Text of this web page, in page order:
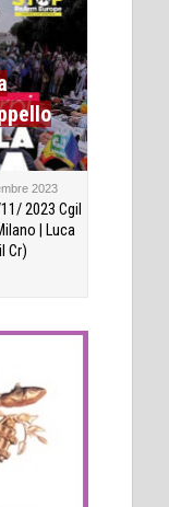
2023
2023 Cgil
| Luca
Cr)